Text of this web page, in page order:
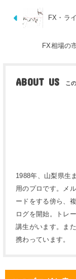
FX・ラ
FX相場の
ABOUT US
1988年、山梨県生
用のプロです。メ
ードをする傍ら、
ログを開始。トレ
講生がいます。ま
携わっています。